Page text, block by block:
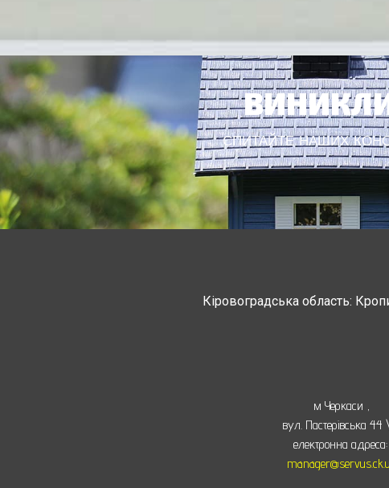
СПИТАЙТЕ НАШИХ
Кіровоградська область:
Черкасская область: Ватутино,
м Черкаси
вул. Пастерівська 44
електронна адреса: